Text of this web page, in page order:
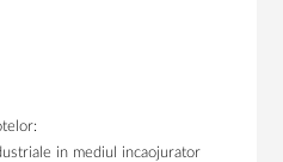
in mediul incaojurator